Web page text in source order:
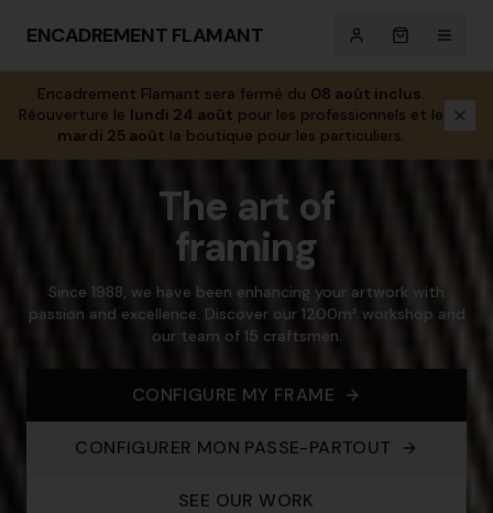
ENCADREMENT FLAMANT
Encadrement Flamant sera fermé du 08 août inclus.
Réouverture le lundi 24 août pour les professionnels et le
mardi 25 août la boutique pour les particuliers.
The art of
framing
Since 1988, we have been enhancing your artwork with
passion and excellence. Discover our 1200m² workshop and
our team of 15 craftsmen.
CONFIGURE MY FRAME
CONFIGURER MON PASSE-PARTOUT
SEE OUR WORK